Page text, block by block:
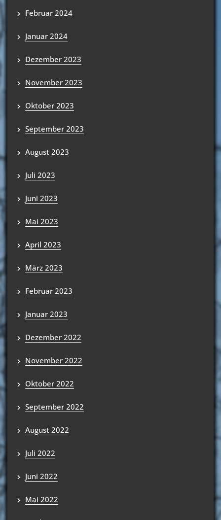
Februar 2024
Januar 2024
Dezember 2023
November 2023
Oktober 2023
September 2023
August 2023
Juli 2023
Juni 2023
Mai 2023
April 2023
März 2023
Februar 2023
Januar 2023
Dezember 2022
November 2022
Oktober 2022
September 2022
August 2022
Juli 2022
Juni 2022
Mai 2022